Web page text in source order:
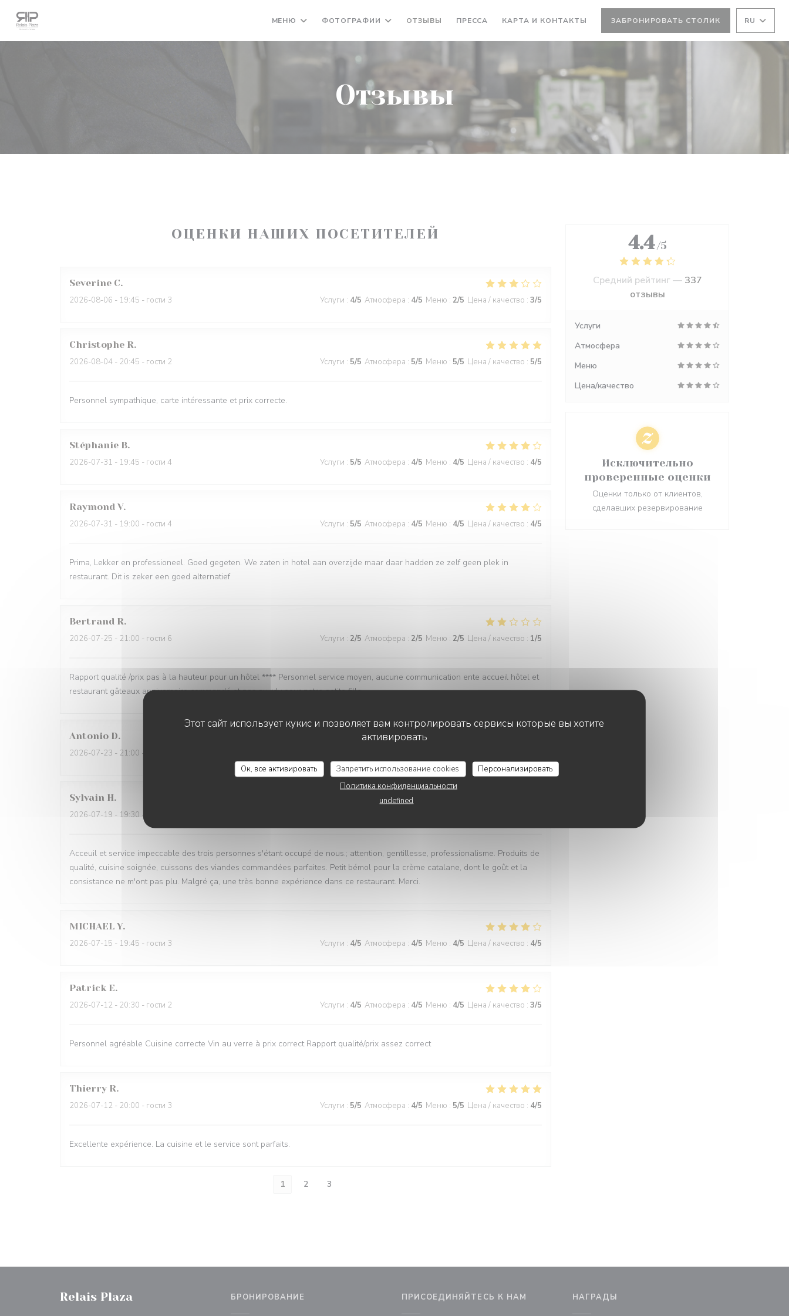
Этот сайт использует кукис и позволяет вам контролировать сервисы которые вы хотите
активировать
Ок, все активировать Запретить использование cookies
Персонализировать
Политика конфиденциальности
undefined
МЕНЮ ФОТОГРАФИИ ОТЗЫВЫ ПРЕССА КАРТА И КОНТАКТЫ ЗАБРОНИРОВАТЬ СТОЛИК RU
Отзывы
ОЦЕНКИ НАШИХ ПОСЕТИТЕЛЕЙ
Severine C
2026-08-06 - 19:45 - гости 3 Услуги : 4/5 Атмосфера : 4/5 Меню : 2/5 Цена / качество : 3/5
Christophe R
2026-08-04 - 20:45 - гости 2 Услуги : 5/5 Атмосфера : 5/5 Меню : 5/5 Цена / качество : 5/5
Personnel sympathique, carte intéressante et prix correcte.
Stéphanie B
2026-07-31 - 19:45 - гости 4 Услуги : 5/5 Атмосфера : 4/5 Меню : 4/5 Цена / качество : 4/5
Raymond V
2026-07-31 - 19:00 - гости 4 Услуги : 5/5 Атмосфера : 4/5 Меню : 4/5 Цена / качество : 4/5
Prima, Lekker en professioneel. Goed gegeten. We zaten in hotel aan overzijde maar daar hadden ze zelf geen plek in
restaurant. Dit is zeker een goed alternatief
Bertrand R
2026-07-25 - 21:00 - гости 6 Услуги : 2/5 Атмосфера : 2/5 Меню : 2/5 Цена / качество : 1/5
Rapport qualité /prix pas à la hauteur pour un hôtel **** Personnel service moyen, aucune communication ente accueil hôtel et
restaurant gâteaux anniversaire commandé et pas au rdv pour notre petite fille
Antonio D
2026-07-23 - 21:00 - гости 2
Sylvain H
2026-07-19 - 19:30 - гости 2
Acceuil et service impeccable des trois personnes s'étant occupé de nous.; attention, gentillesse, professionalisme. Produits de
qualité, cuisine soignée, cuissons des viandes commandées parfaites. Petit bémol pour la crème catalane, dont le goût et la
consistance ne m'ont pas plu. Malgré ça, une très bonne expérience dans ce restaurant. Merci.
MICHAEL Y
2026-07-15 - 19:45 - гости 3 Услуги : 4/5 Атмосфера : 4/5 Меню : 4/5 Цена / качество : 4/5
Patrick E
2026-07-12 - 20:30 - гости 2 Услуги : 4/5 Атмосфера : 4/5 Меню : 4/5 Цена / качество : 3/5
Personnel agréable Cuisine correcte Vin au verre à prix correct Rapport qualité/prix assez correct
Thierry R
2026-07-12 - 20:00 - гости 3 Услуги : 5/5 Атмосфера : 4/5 Меню : 5/5 Цена / качество : 4/5
Excellente expérience. La cuisine et le service sont parfaits.
1 2 3
4.4 /5
Средний рейтинг — 337
отзывы
Услуги
Атмосфера
Меню
Цена/качество
Исключительно
проверенные оценки
Оценки только от клиентов,
сделавших резервирование
Relais Plaza БРОНИРОВАНИЕ ПРИСОЕДИНЯЙТЕСЬ К НАМ НАГРАДЫ